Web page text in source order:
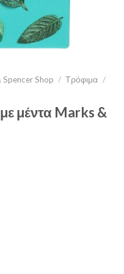
Spencer Shop / Τρόφιμα /
μέντα Marks &